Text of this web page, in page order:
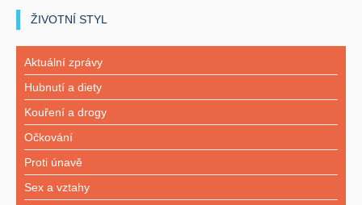
ŽIVOTNÍ STYL
Aktuální zprávy
Hubnutí a diety
Kouření a drogy
Očkování
Proti únavě
Sex a vztahy